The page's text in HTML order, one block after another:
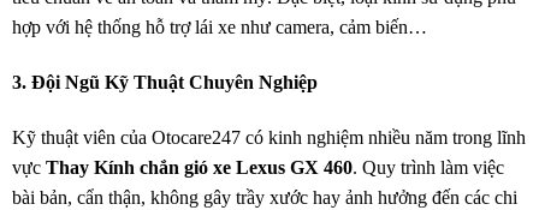
hợp với hệ thống hỗ trợ lái xe như camera, cảm biến…
3. Đội Ngũ Kỹ Thuật Chuyên Nghiệp
Kỹ thuật viên của Otocare247 có kinh nghiệm nhiều năm trong lĩnh
vực Thay Kính chắn gió xe Lexus GX 460. Quy trình làm việc
bài bản, cẩn thận, không gây trầy xước hay ảnh hưởng đến các chi